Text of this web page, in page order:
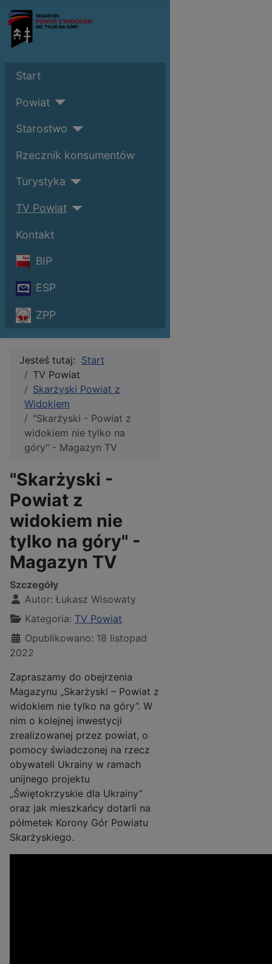
Start
Powiat
Starostwo
Rzecznik konsumentów
Turystyka
TV Powiat
Kontakt
BIP
ESP
ZPP
Jesteś tutaj: Start
TV Powiat
Skarżyski Powiat z
Widokiem
"Skarżyski - Powiat z
widokiem nie tylko na
góry" - Magazyn TV
"Skarżyski -
Powiat z
widokiem nie
tylko na góry" -
Magazyn TV
Szczegóły
Autor: Łukasz Wisowaty
Kategoria: TV Powiat
Opublikowano: 18 listopad
2022
Zapraszamy do obejrzenia
Magazynu „Skarżyski – Powiat z
widokiem nie tylko na góry”. W
nim o kolejnej inwestycji
zrealizowanej przez powiat, o
pomocy świadczonej na rzecz
obywateli Ukrainy w ramach
unijnego projektu
„Świętokrzyskie dla Ukrainy”
oraz jak mieszkańcy dotarli na
półmetek Korony Gór Powiatu
Skarżyskiego.